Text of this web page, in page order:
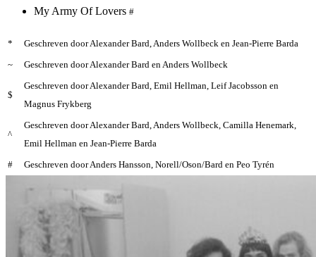
My Army Of Lovers #
*
Geschreven door Alexander Bard, Anders Wollbeck en Jean-Pierre Barda
~
Geschreven door Alexander Bard en Anders Wollbeck
$
Geschreven door Alexander Bard, Emil Hellman, Leif Jacobsson en
Magnus Frykberg
^
Geschreven door Alexander Bard, Anders Wollbeck, Camilla Henemark,
Emil Hellman en Jean-Pierre Barda
#
Geschreven door Anders Hansson, Norell/Oson/Bard en Peo Tyrén